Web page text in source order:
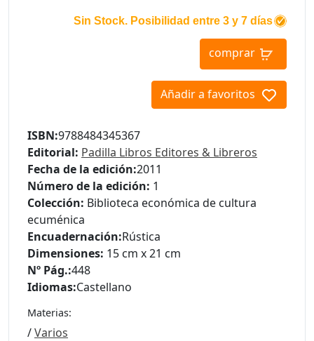
Sin Stock. Posibilidad entre 3 y 7 días
comprar
Añadir a favoritos
ISBN:9788484345367
Editorial: Padilla Libros Editores & Libreros
Fecha de la edición:2011
Número de la edición: 1
Colección: Biblioteca económica de cultura
ecuménica
Encuadernación:Rústica
Dimensiones: 15 cm x 21 cm
Nº Pág.:448
Idiomas:Castellano
Materias:
/Varios